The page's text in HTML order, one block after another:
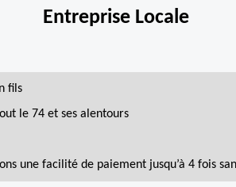
Entreprise Locale
fils
le 74 et ses alentours
une facilité de paiement jusqu’à 4 fois